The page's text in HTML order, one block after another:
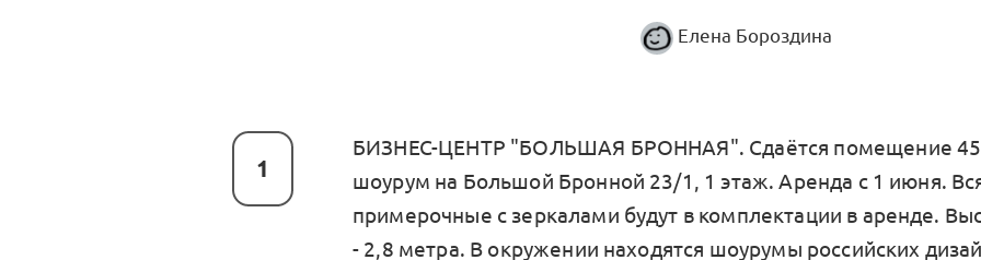
Елена Бороздина
1
БИЗНЕС-ЦЕНТР "БОЛЬШАЯ БРОННАЯ". Сдаётся помещение
шоурум на Большой Бронной 23/1, 1 этаж. Аренда с 1 июня.
примерочные с зеркалами будут в комплектации в аренде.
- 2,8 метра. В окружении находятся шоурумы российских